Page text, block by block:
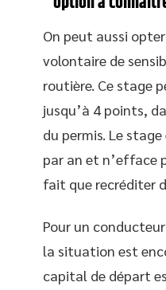
On peut aussi
volontaire de
routière. Ce stage
jusqu’à 4 points,
du permis. Le
par an et n’efface
fait que recréditer
Pour un
la situation est
capital de départ